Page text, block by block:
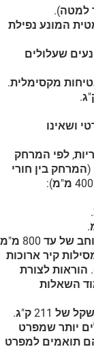
למטה).
המונע נפילת
שעלולים
ושאינו
לפי המרחק
(המרחק בין חורי
ניתן לחבר לחורי חיבור ברוחב של עד 800 מ"מ
קיר ארוכות
הוראות לצורת
השאלות
211 ק"ג.
יותר שמפרט
תואמים למפרט